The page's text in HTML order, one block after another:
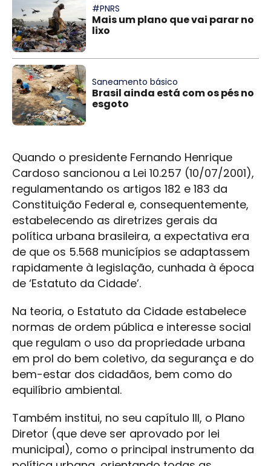
#PNRS
Mais um plano que vai parar no
lixo
Saneamento básico
Brasil ainda está com os pés no
esgoto
Quando o presidente Fernando Henrique
Cardoso sancionou a Lei 10.257 (10/07/2001),
regulamentando os artigos 182 e 183 da
Constituição Federal e, consequentemente,
estabelecendo as diretrizes gerais da
política urbana brasileira, a expectativa era
de que os 5.568 municípios se adaptassem
rapidamente à legislação, cunhada à época
de ‘Estatuto da Cidade’.
Na teoria, o Estatuto da Cidade estabelece
normas de ordem pública e interesse social
que regulam o uso da propriedade urbana
em prol do bem coletivo, da segurança e do
bem-estar dos cidadãos, bem como do
equilíbrio ambiental.
Também institui, no seu capítulo III, o Plano
Diretor (que deve ser aprovado por lei
municipal), como o principal instrumento da